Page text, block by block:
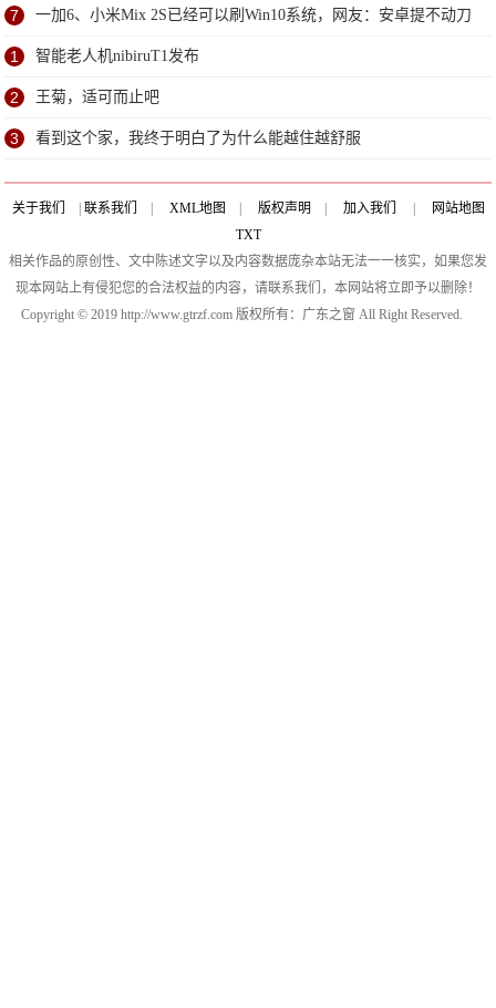
7 一加6、小米Mix 2S已经可以刷Win10系统，网友：安卓提不动刀
了？
1 智能老人机nibiruT1发布
2 王菊，适可而止吧
3 看到这个家，我终于明白了为什么能越住越舒服
关于我们 联系我们 XML地图 版权声明 加入我们
网站地图
TXT
相关作品的原创性、文中陈述文字以及内容数据庞杂本站无法一一核实，如果您发
现本网站上有侵犯您的合法权益的内容，请联系我们，本网站将立即予以删除！
Copyright © 2019 http://www.gtrzf.com 版权所有：广东之窗 All Right Reserved.